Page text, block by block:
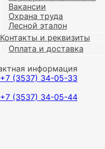
Вакансии
Охрана труда
Лесной эталон
Контакты и реквизиты
Оплата и доставка
информация
+7 (3537) 34-05-33
+7 (3537) 34-05-44